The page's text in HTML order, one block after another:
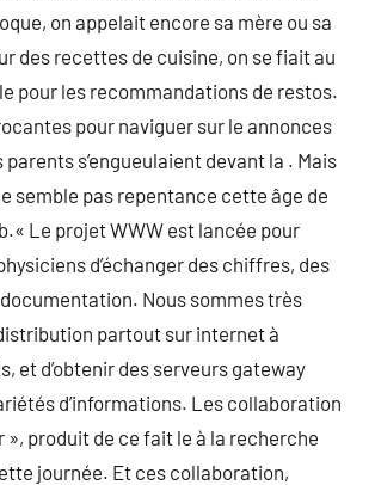
on appelait encore sa mère ou sa
des recettes de cuisine, on se fiait au
pour les recommandations de restos.
pour naviguer sur le annonces
s’engueulaient devant la . Mais
semble pas repentance cette âge de
Le projet WWW est lancée pour
d’échanger des chiffres, des
Nous sommes très
partout sur internet à
et d’obtenir des serveurs gateway
d’informations. Les collaboration
», produit de ce fait le à la recherche
journée. Et ces collaboration,